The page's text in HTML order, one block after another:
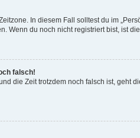
In diesem Fall solltest du im
du noch nicht registriert bist, ist
falsch!
die Zeit trotzdem noch falsch ist, geht